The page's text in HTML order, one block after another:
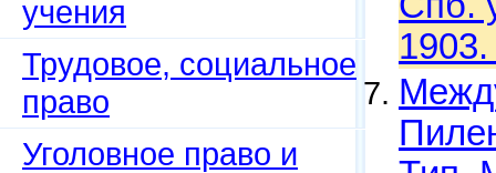
учения
Трудовое, социальное
право
Уголовное право и